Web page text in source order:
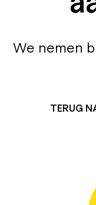
We nemen
TERUG